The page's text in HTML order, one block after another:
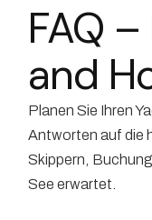
FAQ
and
Planen Sie Ihren
Antworten auf die
Skippern,
See erwartet.